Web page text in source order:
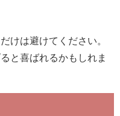
けは避けてください。
と喜ばれるかもしれま